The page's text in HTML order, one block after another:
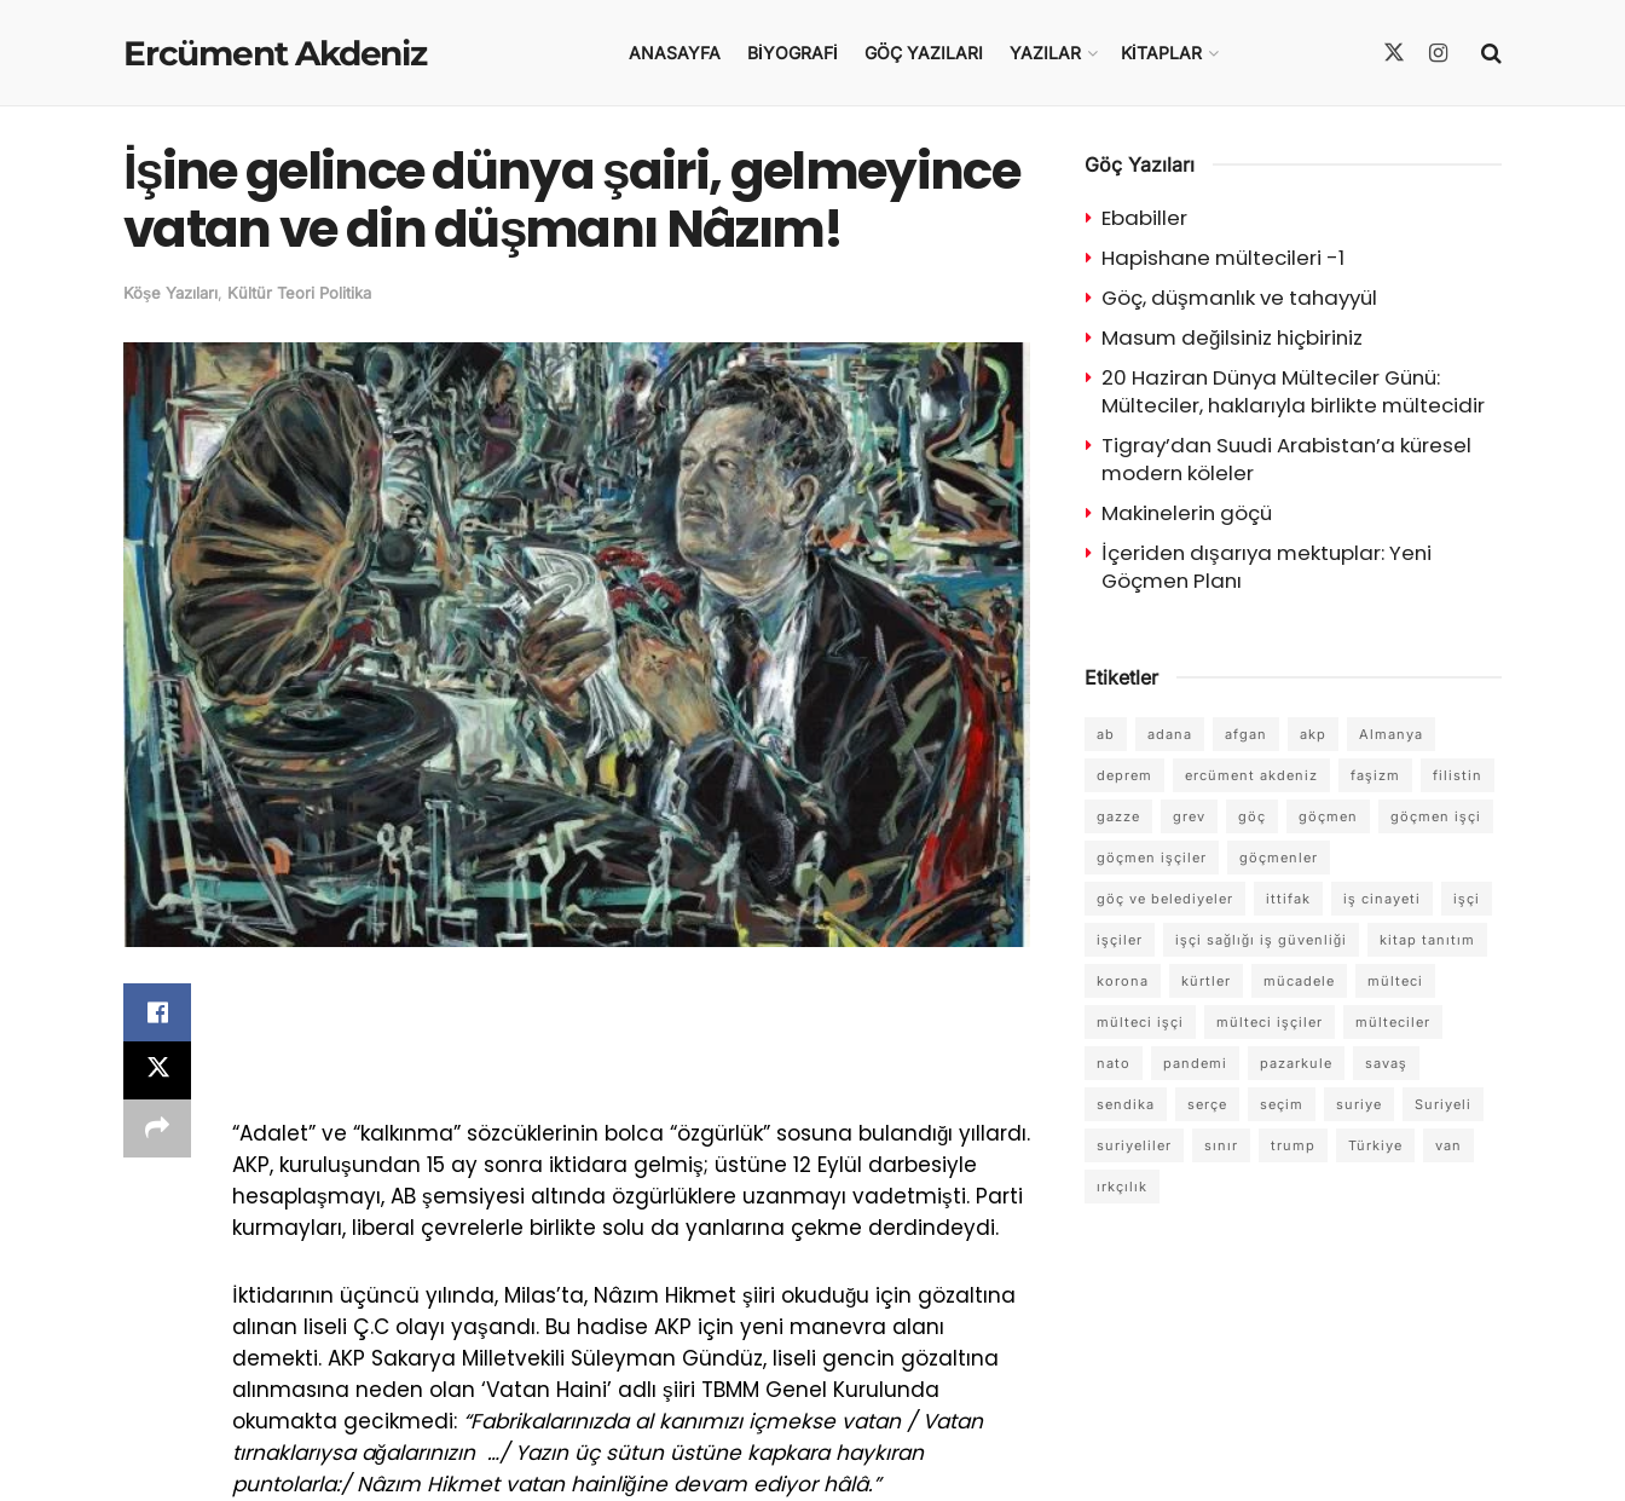
Ercüment Akdeniz ANASAYFA BIYOGRAFI GÖÇ YAZILARI YAZILAR KITAPLAR
İşine gelince dünya şairi, gelmeyince
vatan ve din düşmanı Nâzım!
Köşe Yazıları, Kültür Teori Politika
“Adalet” ve “kalkınma” sözcüklerinin bolca “özgürlük” sosuna bulandığı yıllardı.
AKP, kuruluşundan 15 ay sonra iktidara gelmiş; üstüne 12 Eylül darbesiyle
hesaplaşmayı, AB şemsiyesi altında özgürlüklere uzanmayı vadetmişti. Parti
kurmayları, liberal çevrelerle birlikte solu da yanlarına çekme derdindeydi.
İktidarının üçüncü yılında, Milas’ta, Nâzım Hikmet şiiri okuduğu için gözaltına
alınan liseli Ç.C olayı yaşandı. Bu hadise AKP için yeni manevra alanı
demekti. AKP Sakarya Milletvekili Süleyman Gündüz, liseli gencin gözaltına
alınmasına neden olan ‘Vatan Haini’ adlı şiiri TBMM Genel Kurulunda
okumakta gecikmedi: “Fabrikalarınızda al kanımızı içmekse vatan / Vatan
tırnaklarıysa ağalarınızın …/ Yazın üç sütun üstüne kapkara haykıran
puntolarla:/ Nâzım Hikmet vatan hainliğine devam ediyor hâlâ.”
Göç Yazıları
Ebabiller
Hapishane mültecileri -1
Göç, düşmanlık ve tahayyül
Masum değilsiniz hiçbiriniz
20 Haziran Dünya Mülteciler Günü:
Mülteciler, haklarıyla birlikte mültecidir
Tigray’dan Suudi Arabistan’a küresel
modern köleler
Makinelerin göçü
İçeriden dışarıya mektuplar: Yeni
Göçmen Planı
Etiketler
ab adana afgan akp Almanya
deprem ercüment akdeniz faşizm filistin
gazze grev göç göçmen göçmen işçi
göçmen işçiler göçmenler
göç ve belediyeler ittifak iş cinayeti işçi
işçiler işçi sağlığı iş güvenliği kitap tanıtım
korona kürtler mücadele mülteci
mülteci işçi mülteci işçiler mülteciler
nato pandemi pazarkule savaş
sendika serçe seçim suriye Suriyeli
suriyeliler sınır trump Türkiye van
ırkçılık